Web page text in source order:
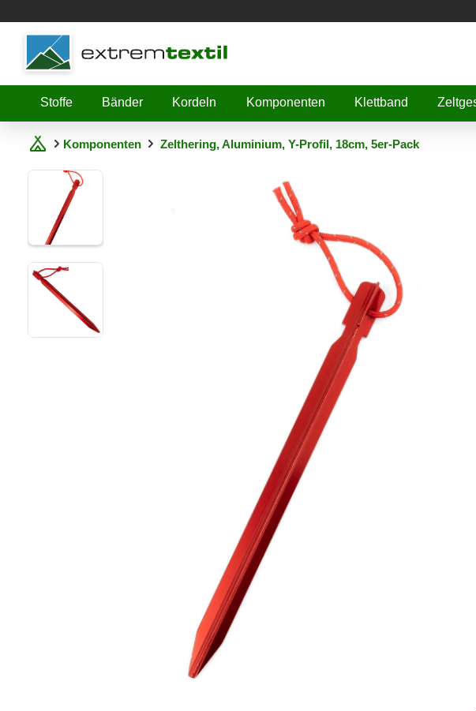
Shopware
Stoffe
Bänder Kordeln Komponenten Klettband
Komponenten Zelthering, Aluminium, Y-Profil, 18cm, 5er-Pack